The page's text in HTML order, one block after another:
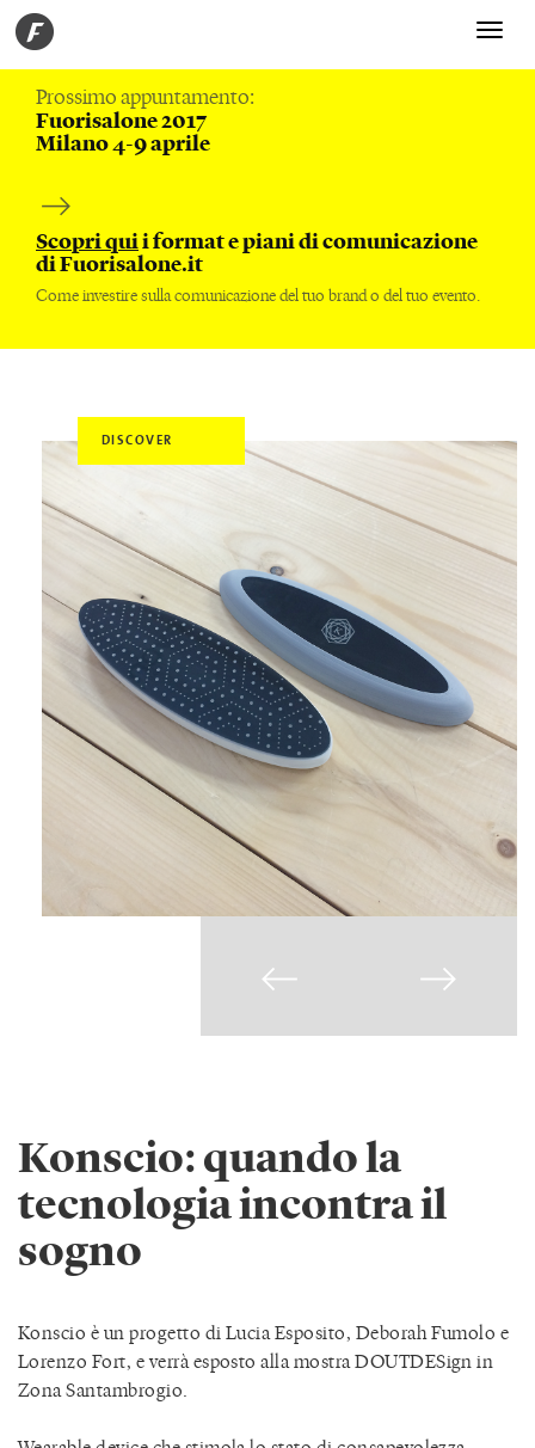
Toggle
Prossimo appuntamento:
Fuorisalone 2017
Milano 4-9 aprile
Scopri quii format e piani di comunicazione
di Fuorisalone.it
Come investire sulla comunicazione del tuo brand o del tuo evento.
DISCOVER
Konscio: quando la
tecnologia incontra il
sogno
Konscio è un progetto di Lucia Esposito, Deborah Fumolo e
Lorenzo Fort, e verrà esposto alla mostra DOUTDESign in
Zona Santambrogio.